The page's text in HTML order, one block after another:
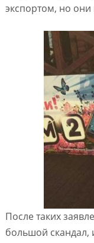
экспортом, но они
После таких
большой скандал,